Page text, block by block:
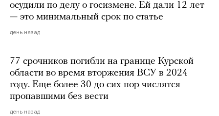
осудили по делу о госизмене. Ей дали 12 лет
— это минимальный срок по статье
день назад
77 срочников погибли на границе Курской
области во время вторжения ВСУ в 2024
году. Еще более 30 до сих пор числятся
пропавшими без вести
день назад